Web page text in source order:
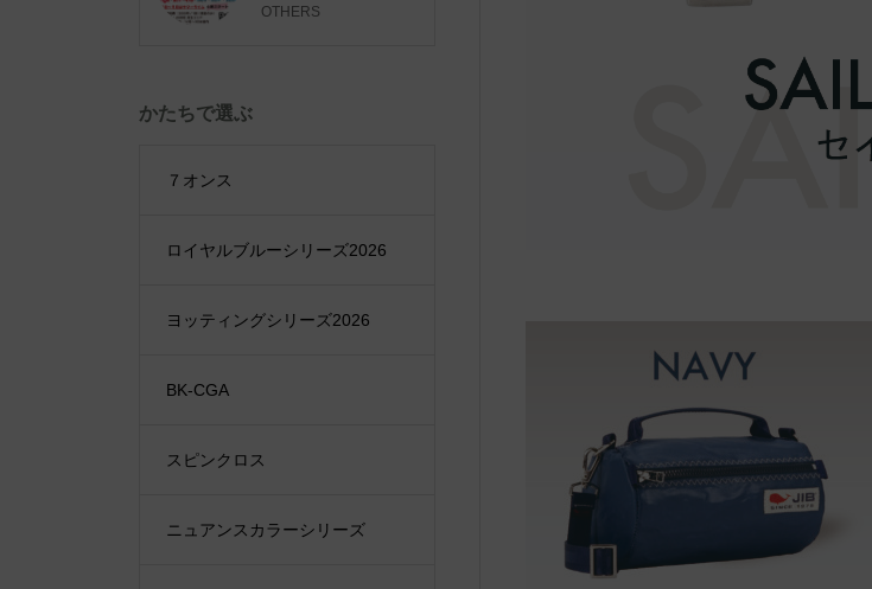
OTHERS
かたちで選ぶ
７オンス
ロイヤルブルーシリーズ2026
ヨッティングシリーズ2026
BK-CGA
スピンクロス
ニュアンスカラーシリーズ